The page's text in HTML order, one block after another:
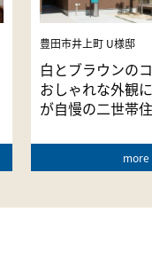
豊田市井上町 U様邸
白とブラウンの
おしゃれな外観
が自慢の二世帯
more